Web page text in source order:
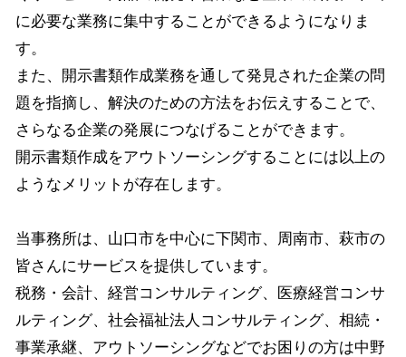
に必要な業務に集中することができるようになりま
す。
また、開示書類作成業務を通して発見された企業の問
題を指摘し、解決のための方法をお伝えすることで、
さらなる企業の発展につなげることができます。
開示書類作成をアウトソーシングすることには以上の
ようなメリットが存在します。
当事務所は、山口市を中心に下関市、周南市、萩市の
皆さんにサービスを提供しています。
税務・会計、経営コンサルティング、医療経営コンサ
ルティング、社会福祉法人コンサルティング、相続・
事業承継、アウトソーシングなどでお困りの方は中野